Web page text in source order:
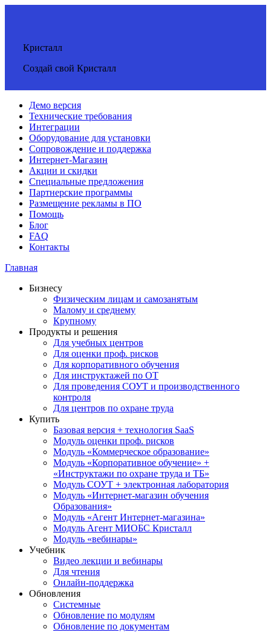
Кристалл
Создай свой Кристалл
Демо версия
Технические требования
Интеграции
Оборудование для установки
Сопровождение и поддержка
Интернет-Магазин
Акции и скидки
Специальные предложения
Партнерские программы
Размещение рекламы в ПО
Помощь
Блог
FAQ
Контакты
Главная
Бизнесу
Физическим лицам и самозанятым
Малому и среднему
Крупному
Продукты и решения
Для учебных центров
Для оценки проф. рисков
Для корпоративного обучения
Для инструктажей по ОТ
Для проведения СОУТ и производственного
контроля
Для центров по охране труда
Купить
Базовая версия + технология SaaS
Модуль оценки проф. рисков
Модуль «Коммерческое образование»
Модуль «Корпоративное обучение» +
«Инструктажи по охране труда и ТБ»
Модуль СОУТ + электронная лаборатория
Модуль «Интернет-магазин обучения
Образования»
Модуль «Агент Интернет-магазина»
Модуль Агент МИОБС Кристалл
Модуль «вебинары»
Учебник
Видео лекции и вебинары
Для чтения
Онлайн-поддержка
Обновления
Системные
Обновление по модулям
Обновление по документам